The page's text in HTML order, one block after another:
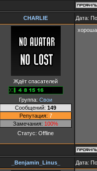
СНАRLIЕ Дата:
Ждёт спасателей
Группа: Свои
Сообщений: 149
Репутация: 7
Замечания: 100%
Статус: Offline
_Benjamin_Linus_ Дата: